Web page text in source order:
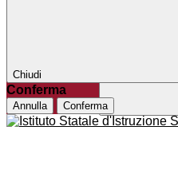
Chiudi
Conferma
Annulla Conferma